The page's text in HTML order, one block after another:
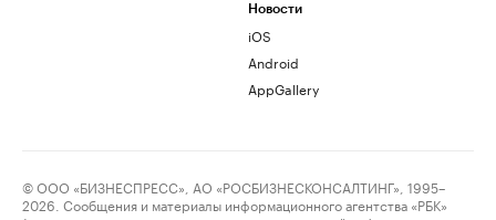
Новости
iOS
Android
AppGallery
© ООО «БИЗНЕСПРЕСС», АО «РОСБИЗНЕСКОНСАЛТИНГ», 1995–
2026. Сообщения и материалы информационного агентства «РБК»